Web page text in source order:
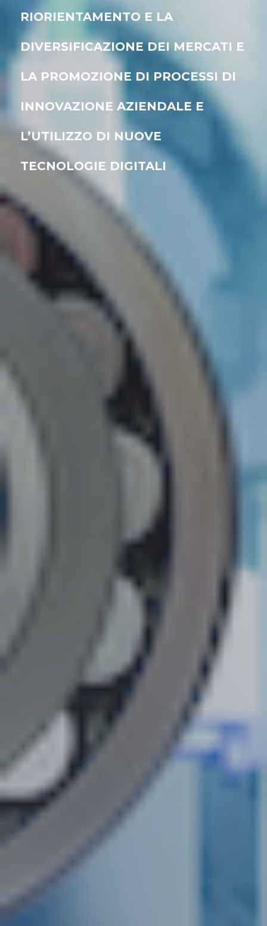
RIORIENTAMENTO E LA
DIVERSIFICAZIONE DEI MERCATI E
LA PROMOZIONE DI PROCESSI DI
INNOVAZIONE AZIENDALE E
L’UTILIZZO DI NUOVE
TECNOLOGIE DIGITALI